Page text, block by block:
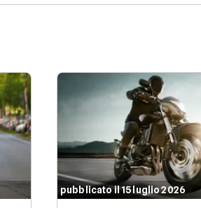
pubblicato il 15 luglio 2026